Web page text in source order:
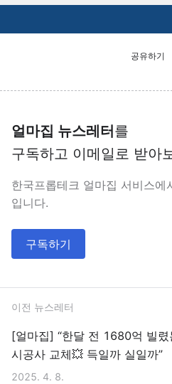
공유하기
얼마집 뉴스레터를
구독하고 이메일로 받아
한국프롭테크 얼마집 서비스에
입니다.
구독하기
이전 뉴스레터
[얼마집] “한달 전 1680억 빌
시공사 교체💥 득일까 실일까”
2025. 4. 8.